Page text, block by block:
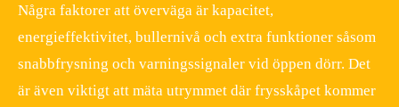
Några faktorer att överväga är kapacitet,
energieffektivitet, bullernivå och extra funktioner såsom
snabbfrysning och varningssignaler vid öppen dörr. Det
är även viktigt att mäta utrymmet där frysskåpet kommer